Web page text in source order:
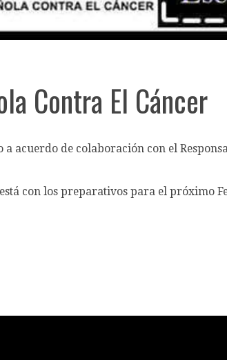
Contra El Cáncer
acuerdo de colaboración con el
con los preparativos para el próximo